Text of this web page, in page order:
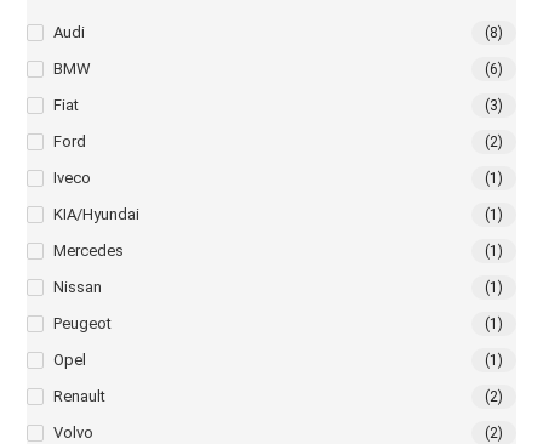
Audi (8)
BMW (6)
Fiat (3)
Ford (2)
Iveco (1)
KIA/Hyundai (1)
Mercedes (1)
Nissan (1)
Peugeot (1)
Opel (1)
Renault (2)
Volvo (2)